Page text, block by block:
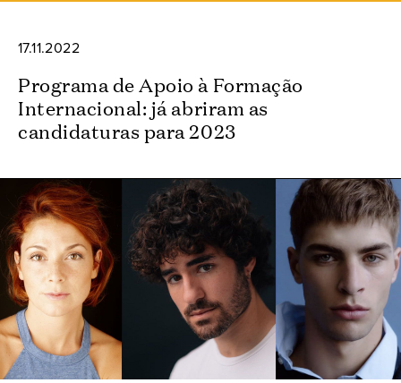
17.11.2022
Programa de Apoio à Formação
Internacional: já abriram as
candidaturas para 2023